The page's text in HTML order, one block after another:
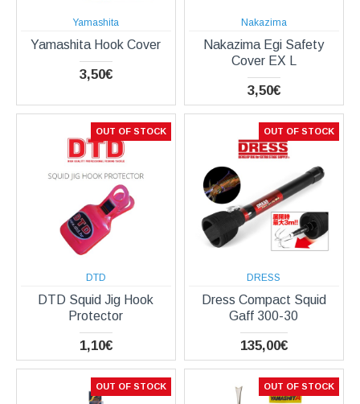
Yamashita
Yamashita Hook Cover
3,50€
Nakazima
Nakazima Egi Safety
Cover EX L
3,50€
OUT OF STOCK
DTD
DTD Squid Jig Hook
Protector
1,10€
OUT OF STOCK
DRESS
Dress Compact Squid
Gaff 300-30
135,00€
OUT OF STOCK OUT OF STOCK